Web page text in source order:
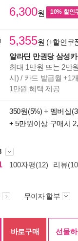
종이책의
6,300원 10% 할인
5,355원 (+할인쿠
알라딘 만권당 삼성
최대 1만원 또는 2만
시) / 카드 발급월 +1
1만원 혜택 제공
350원(5%) + 멤버십
+ 5만원이상 구매시
100자평(12) 리뷰
무이자 할부
바로구매 선물